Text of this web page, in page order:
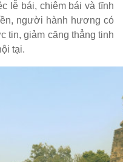
lễ bái, chiêm bái và tĩnh
người hành hương có
tin, giảm căng thẳng tinh
tại.